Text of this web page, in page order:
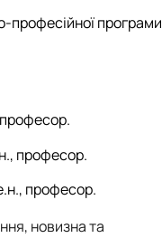
професійної програми
професор.
професор.
новизна та